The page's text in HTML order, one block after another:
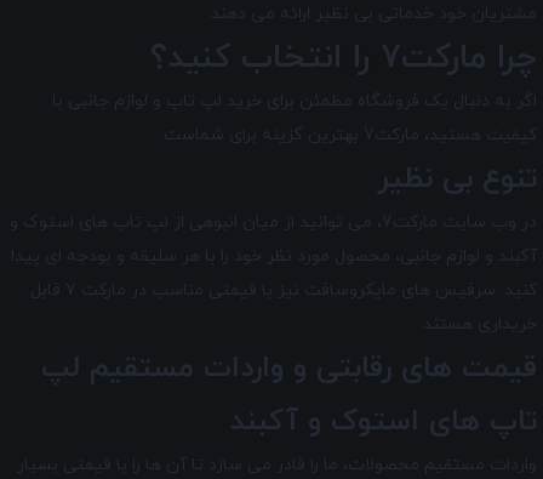
مشتریان خود خدماتی بی نظیر ارائه می دهند.
چرا مارکت7 را انتخاب کنید؟
اگر به دنبال یک فروشگاه مطمئن برای خرید لپ تاپ و لوازم جانبی با
کیفیت هستید، مارکت7 بهترین گزینه برای شماست.
تنوع بی نظیر
در وب سایت مارکت7، می توانید از میان انبوهی از لپ تاپ های استوک و
آکبند و لوازم جانبی، محصول مورد نظر خود را با هر سلیقه و بودجه ای پیدا
کنید. سرفیس های مایکروسافت نیز با قیمتی مناسب در مارکت 7 قابل
خریداری هستند.
قیمت های رقابتی و واردات مستقیم لپ
تاپ های استوک و آکبند
واردات مستقیم محصولات، ما را قادر می سازد تا آن ها را با قیمتی بسیار